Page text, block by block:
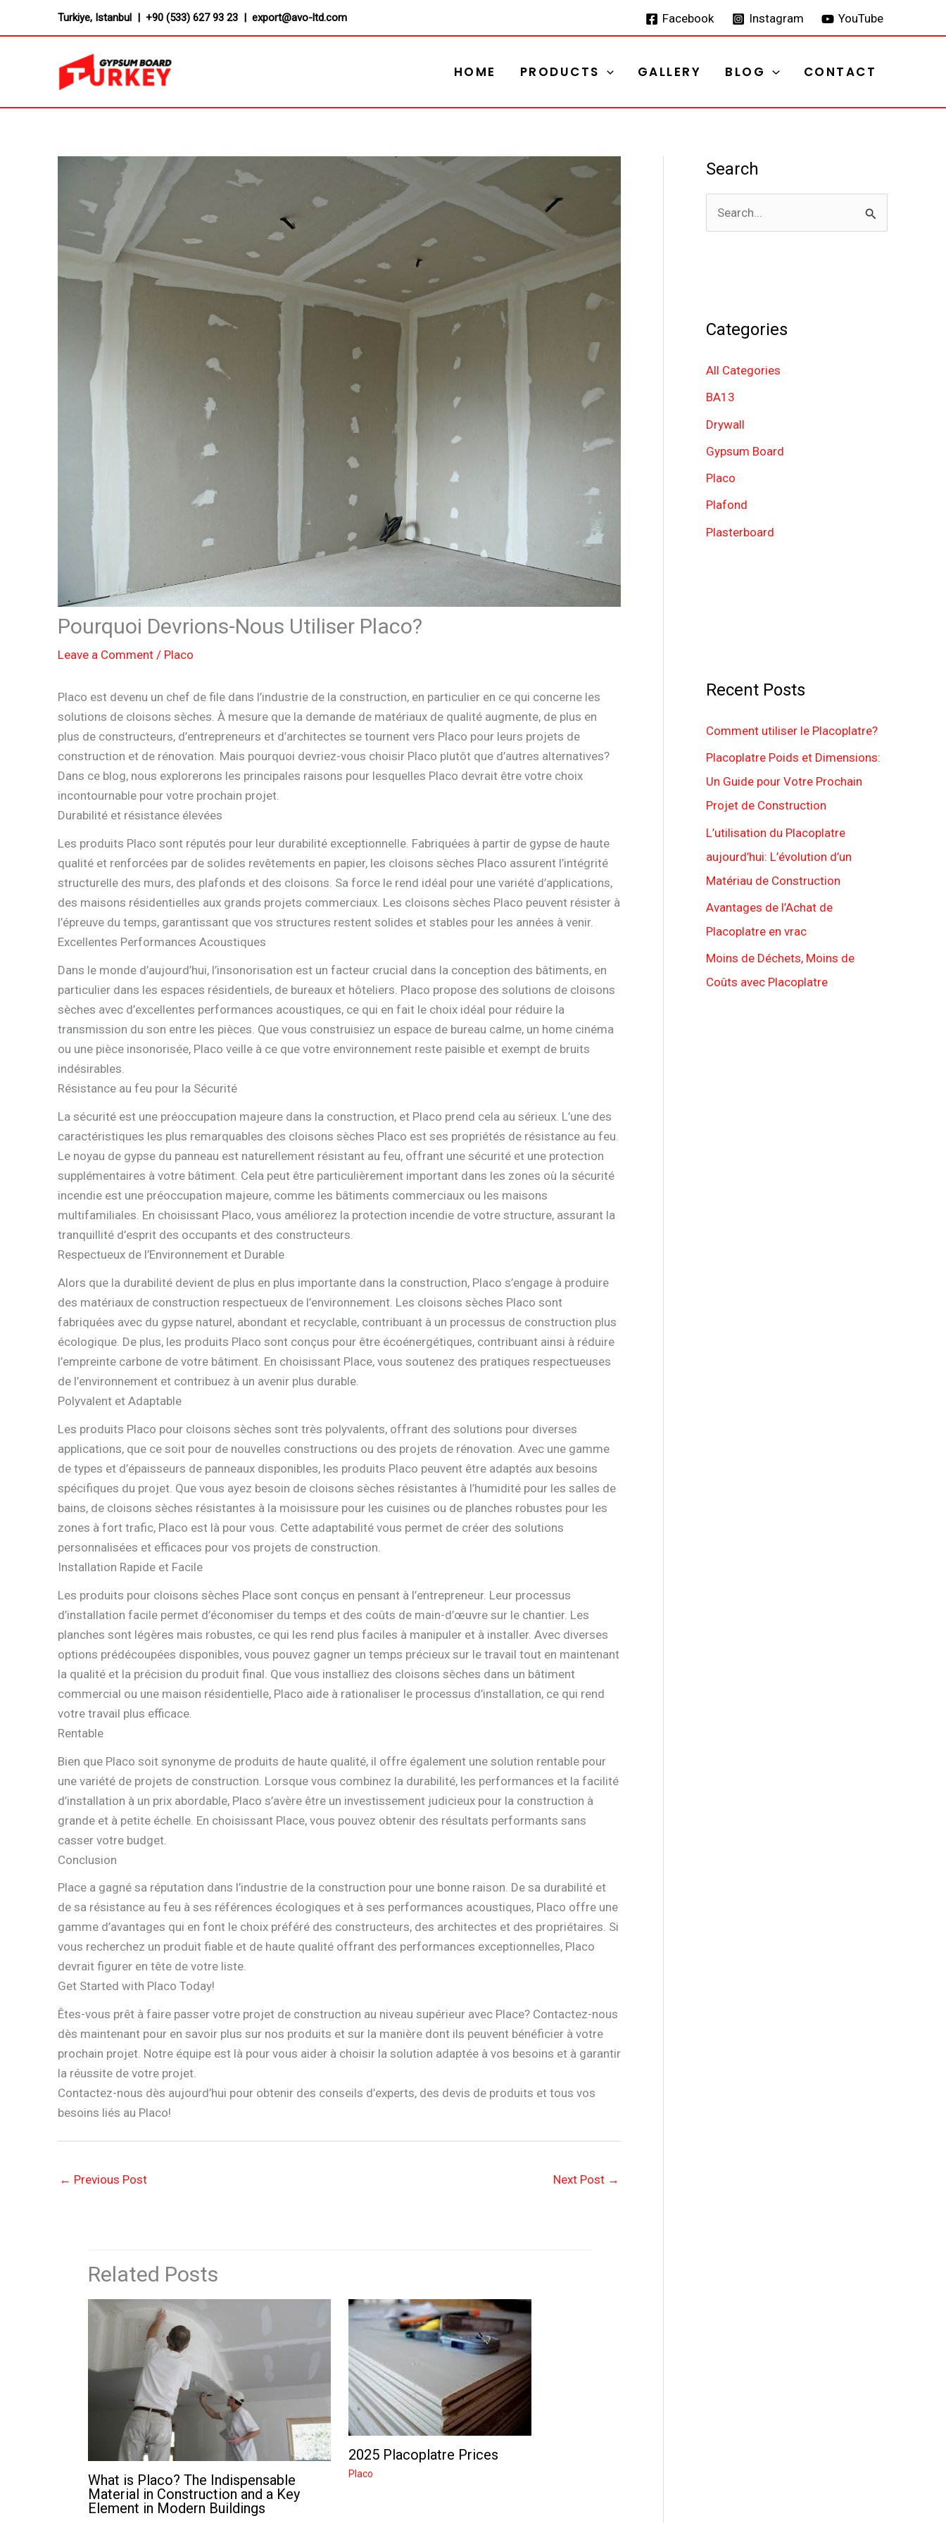
Turkiye, Istanbul | +90 (533) 627 93 23 | export@avo-ltd.com Facebook Instagram YouTube
HOME PRODUCTS GALLERY BLOG CONTACT
Pourquoi Devrions-Nous Utiliser Placo?
Leave a Comment / Placo
Placo est devenu un chef de file dans l’industrie de la construction, en particulier en ce qui concerne les
solutions de cloisons sèches. À mesure que la demande de matériaux de qualité augmente, de plus en
plus de constructeurs, d’entrepreneurs et d’architectes se tournent vers Placo pour leurs projets de
construction et de rénovation. Mais pourquoi devriez-vous choisir Placo plutôt que d’autres alternatives?
Dans ce blog, nous explorerons les principales raisons pour lesquelles Placo devrait être votre choix
incontournable pour votre prochain projet.
Durabilité et résistance élevées
Les produits Placo sont réputés pour leur durabilité exceptionnelle. Fabriquées à partir de gypse de haute
qualité et renforcées par de solides revêtements en papier, les cloisons sèches Placo assurent l’intégrité
structurelle des murs, des plafonds et des cloisons. Sa force le rend idéal pour une variété d’applications,
des maisons résidentielles aux grands projets commerciaux. Les cloisons sèches Placo peuvent résister à
l’épreuve du temps, garantissant que vos structures restent solides et stables pour les années à venir.
Excellentes Performances Acoustiques
Dans le monde d’aujourd’hui, l’insonorisation est un facteur crucial dans la conception des bâtiments, en
particulier dans les espaces résidentiels, de bureaux et hôteliers. Placo propose des solutions de cloisons
sèches avec d’excellentes performances acoustiques, ce qui en fait le choix idéal pour réduire la
transmission du son entre les pièces. Que vous construisiez un espace de bureau calme, un home cinéma
ou une pièce insonorisée, Placo veille à ce que votre environnement reste paisible et exempt de bruits
indésirables.
Résistance au feu pour la Sécurité
La sécurité est une préoccupation majeure dans la construction, et Placo prend cela au sérieux. L’une des
caractéristiques les plus remarquables des cloisons sèches Placo est ses propriétés de résistance au feu.
Le noyau de gypse du panneau est naturellement résistant au feu, offrant une sécurité et une protection
supplémentaires à votre bâtiment. Cela peut être particulièrement important dans les zones où la sécurité
incendie est une préoccupation majeure, comme les bâtiments commerciaux ou les maisons
multifamiliales. En choisissant Placo, vous améliorez la protection incendie de votre structure, assurant la
tranquillité d’esprit des occupants et des constructeurs.
Respectueux de l’Environnement et Durable
Alors que la durabilité devient de plus en plus importante dans la construction, Placo s’engage à produire
des matériaux de construction respectueux de l’environnement. Les cloisons sèches Placo sont
fabriquées avec du gypse naturel, abondant et recyclable, contribuant à un processus de construction plus
écologique. De plus, les produits Placo sont conçus pour être écoénergétiques, contribuant ainsi à réduire
l’empreinte carbone de votre bâtiment. En choisissant Place, vous soutenez des pratiques respectueuses
de l’environnement et contribuez à un avenir plus durable.
Polyvalent et Adaptable
Les produits Placo pour cloisons sèches sont très polyvalents, offrant des solutions pour diverses
applications, que ce soit pour de nouvelles constructions ou des projets de rénovation. Avec une gamme
de types et d’épaisseurs de panneaux disponibles, les produits Placo peuvent être adaptés aux besoins
spécifiques du projet. Que vous ayez besoin de cloisons sèches résistantes à l’humidité pour les salles de
bains, de cloisons sèches résistantes à la moisissure pour les cuisines ou de planches robustes pour les
zones à fort trafic, Placo est là pour vous. Cette adaptabilité vous permet de créer des solutions
personnalisées et efficaces pour vos projets de construction.
Installation Rapide et Facile
Les produits pour cloisons sèches Place sont conçus en pensant à l’entrepreneur. Leur processus
d’installation facile permet d’économiser du temps et des coûts de main-d’œuvre sur le chantier. Les
planches sont légères mais robustes, ce qui les rend plus faciles à manipuler et à installer. Avec diverses
options prédécoupées disponibles, vous pouvez gagner un temps précieux sur le travail tout en maintenant
la qualité et la précision du produit final. Que vous installiez des cloisons sèches dans un bâtiment
commercial ou une maison résidentielle, Placo aide à rationaliser le processus d’installation, ce qui rend
votre travail plus efficace.
Rentable
Bien que Placo soit synonyme de produits de haute qualité, il offre également une solution rentable pour
une variété de projets de construction. Lorsque vous combinez la durabilité, les performances et la facilité
d’installation à un prix abordable, Placo s’avère être un investissement judicieux pour la construction à
grande et à petite échelle. En choisissant Place, vous pouvez obtenir des résultats performants sans
casser votre budget.
Conclusion
Place a gagné sa réputation dans l’industrie de la construction pour une bonne raison. De sa durabilité et
de sa résistance au feu à ses références écologiques et à ses performances acoustiques, Placo offre une
gamme d’avantages qui en font le choix préféré des constructeurs, des architectes et des propriétaires. Si
vous recherchez un produit fiable et de haute qualité offrant des performances exceptionnelles, Placo
devrait figurer en tête de votre liste.
Get Started with Placo Today!
Êtes-vous prêt à faire passer votre projet de construction au niveau supérieur avec Place? Contactez-nous
dès maintenant pour en savoir plus sur nos produits et sur la manière dont ils peuvent bénéficier à votre
prochain projet. Notre équipe est là pour vous aider à choisir la solution adaptée à vos besoins et à garantir
la réussite de votre projet.
Contactez-nous dès aujourd’hui pour obtenir des conseils d’experts, des devis de produits et tous vos
besoins liés au Placo!
← Previous Post Next Post →
Related Posts
What is Placo? The Indispensable
Material in Construction and a Key
Element in Modern Buildings
2025 Placoplatre Prices
Placo
Search
h
:
Categories
All Categories
BA13
Drywall
Gypsum Board
Placo
Plafond
Plasterboard
Recent Posts
Comment utiliser le Placoplatre?
Placoplatre Poids et Dimensions:
Un Guide pour Votre Prochain
Projet de Construction
L’utilisation du Placoplatre
aujourd’hui: L’évolution d’un
Matériau de Construction
Avantages de l’Achat de
Placoplatre en vrac
Moins de Déchets, Moins de
Coûts avec Placoplatre